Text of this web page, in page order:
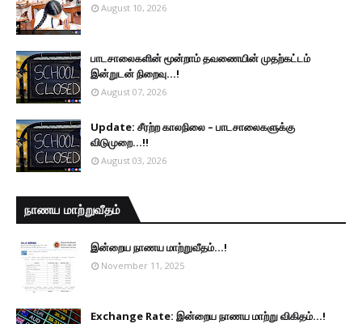
August 10, 2026
பாடசாலைகளின் மூன்றாம் தவணையின் முதற்கட்டம்
இன்றுடன் நிறைவு...!
August 07, 2026
Update: சீரற்ற காலநிலை – பாடசாலைகளுக்கு
விடுமுறை...!!
August 03, 2026
நாணய மாற்றுவீதம்
இன்றைய நாணய மாற்றுவீதம்...!
November 11, 2025
Exchange Rate: இன்றைய நாணய மாற்று விகிதம்...!